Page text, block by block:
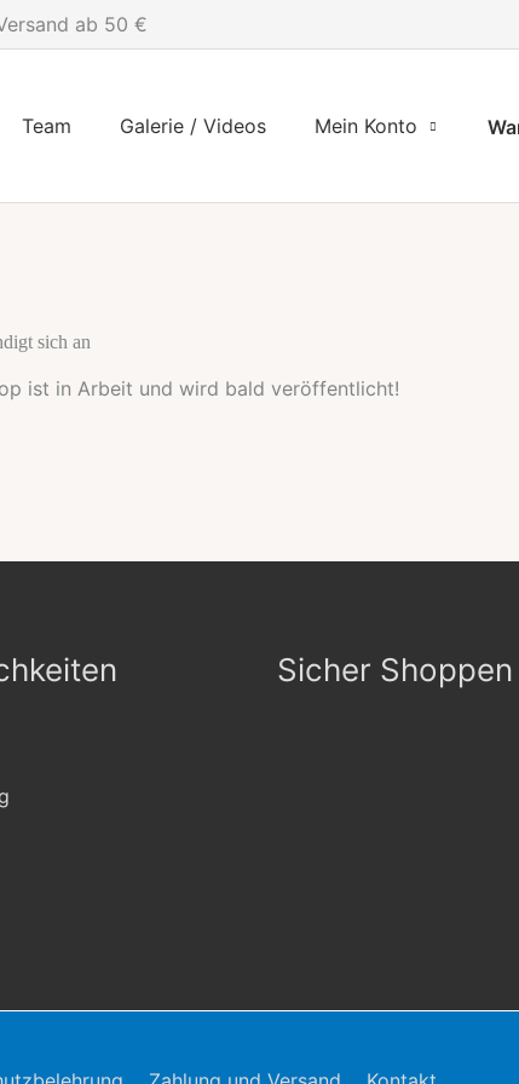
ab 50 €
Team Galerie / Videos Mein Konto
sich an
ist in Arbeit und wird bald veröffentlicht!
Sicher Shoppen